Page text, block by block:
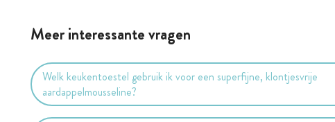
Meer interessante vragen
Welk keukentoestel gebruik ik voor een superfijne, klontjesvrije
aardappelmousseline?